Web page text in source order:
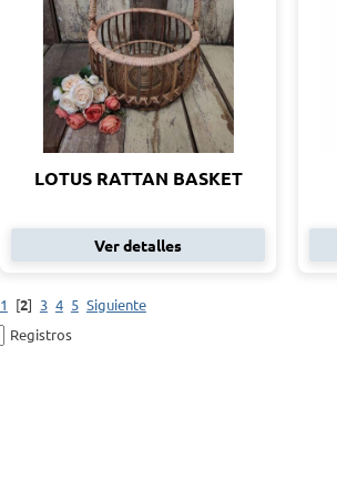
LOTUS RATTAN BASKET
Ver detalles
1 [2] 3 4 5 Siguiente
Registros